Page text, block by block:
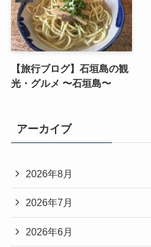
【旅行ブログ】石垣島の観
光・グルメ 〜石垣島〜
アーカイブ
2026年8月
2026年7月
2026年6月